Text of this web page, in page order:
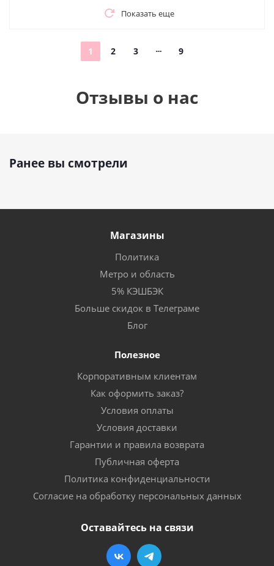
Показать еще
1 2 3 9
Отзывы о нас
Ранее вы смотрели
Магазины
Политика
Метро и область
5% КЭШБЭК
Больше скидок в Телеграме
Блог
Полезное
Корпоративным клиентам
Как оформить заказ?
Условия оплаты
Условия доставки
Гарантии и правила возврата
Публичная оферта
Политика конфиденциальности
Согласие на обработку персональных данных
Оставайтесь на связи